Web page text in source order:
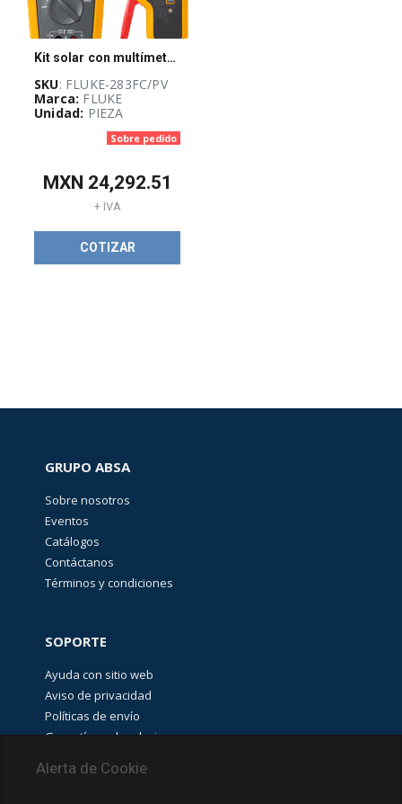
Kit solar con multímetro 283FC CAT III 1500V + Pinza amperimétrica inalámbrica CAT III 1500V
SKU: FLUKE-283FC/PV
Marca: FLUKE
Unidad: PIEZA
Sobre pedido
MXN 24,292.51
+ IVA
COTIZAR
Alerta de Cookie
GRUPO ABSA
Sobre nosotros
Eventos
Catálogos
Contáctanos
Términos y condiciones
SOPORTE
Ayuda con sitio web
Aviso de privacidad
Políticas de envío
Garantías y devoluciones